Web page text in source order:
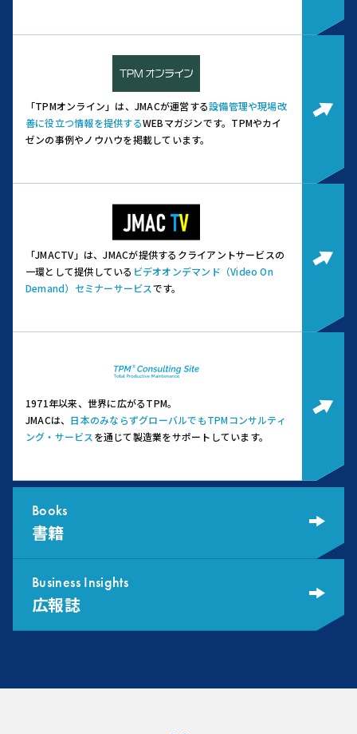
「TPMオンライン」は、JMACが運営する設備管理や現場改
善に役立つ情報を提供するWEBマガジンです。 TPMやカイ
ゼンの事例やノウハウを掲載しています。
「JMACTV」は、JMACが提供するクライアントサービスの
一環として提供している ビデオオンデマンド（Video On
Demand）セミナーサービスです。
1971年以来、世界に広がるTPM。
JMACは、 日本のみならずグローバルでもTPMコンサルティ
ング・サービス を通じて製造業をサポートしています。
Books
書籍
Business Insights
広報誌